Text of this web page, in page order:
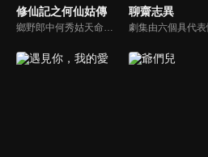
修仙記之何仙姑傳 聊齋志異